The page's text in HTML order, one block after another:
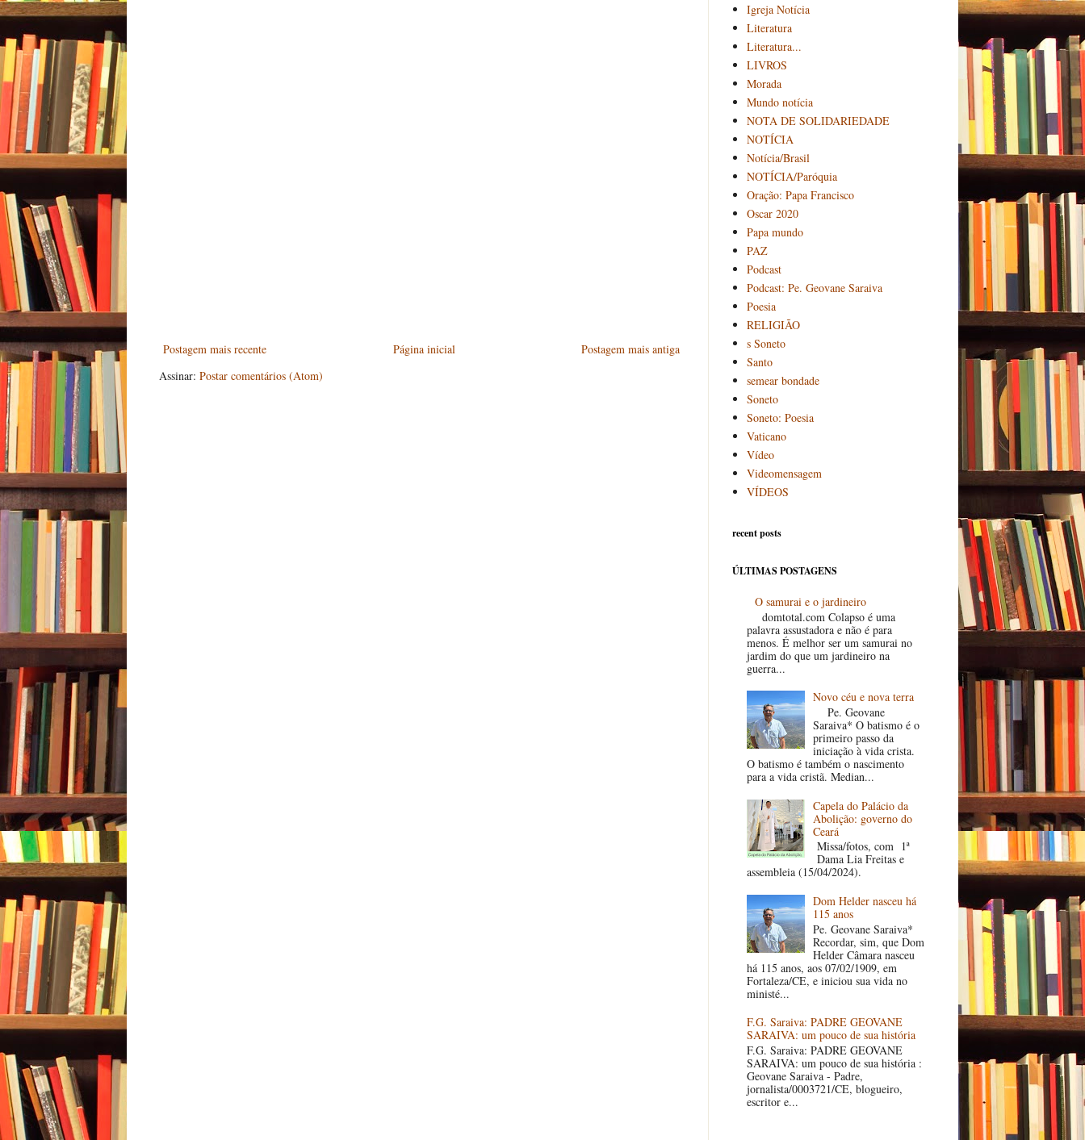
Postagem mais recente Postagem mais antiga
Página inicial
Assinar: Postar comentários (Atom)
Igreja Notícia
Literatura
Literatura...
LIVROS
Morada
Mundo notícia
NOTA DE SOLIDARIEDADE
NOTÍCIA
Notícia/Brasil
NOTÍCIA/Paróquia
Oração: Papa Francisco
Oscar 2020
Papa mundo
PAZ
Podcast
Podcast: Pe. Geovane Saraiva
Poesia
RELIGIÃO
s Soneto
Santo
semear bondade
Soneto
Soneto: Poesia
Vaticano
Vídeo
Videomensagem
VÍDEOS
recent posts
ÚLTIMAS POSTAGENS
O samurai e o jardineiro
domtotal.com Colapso é uma
palavra assustadora e não é para
menos. É melhor ser um samurai no
jardim do que um jardineiro na
guerra...
Novo céu e nova terra
Pe. Geovane
Saraiva* O batismo é o
primeiro passo da
iniciação à vida crista.
O batismo é também o nascimento
para a vida cristã. Median...
Capela do Palácio da
Abolição: governo do
Ceará
Missa/fotos, com 1ª
Dama Lia Freitas e
assembleia (15/04/2024).
Dom Helder nasceu há
115 anos
Pe. Geovane Saraiva*
Recordar, sim, que Dom
Helder Câmara nasceu
há 115 anos, aos 07/02/1909, em
Fortaleza/CE, e iniciou sua vida no
ministé...
F.G. Saraiva: PADRE GEOVANE
SARAIVA: um pouco de sua história
F.G. Saraiva: PADRE GEOVANE
SARAIVA: um pouco de sua história :
Geovane Saraiva - Padre,
jornalista/0003721/CE, blogueiro,
escritor e...